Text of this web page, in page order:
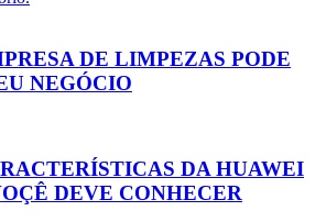
DE LIMPEZAS PODE
NEGÓCIO
DA HUAWEI
DEVE CONHECER